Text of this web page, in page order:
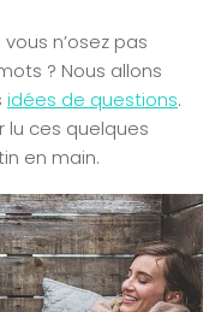
n’osez pas
? Nous allons
idées de questions.
lu ces quelques
en main.